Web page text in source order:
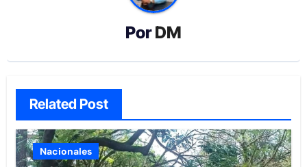
PorDM
Related Post
Nacionales